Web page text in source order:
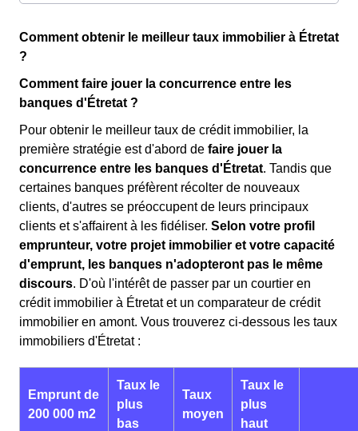
Comment obtenir le meilleur taux immobilier à Étretat
?
Comment faire jouer la concurrence entre les
banques d'Étretat ?
Pour obtenir le meilleur taux de crédit immobilier, la
première stratégie est d'abord de faire jouer la
concurrence entre les banques d'Étretat. Tandis que
certaines banques préfèrent récolter de nouveaux
clients, d'autres se préoccupent de leurs principaux
clients et s'affairent à les fidéliser. Selon votre profil
emprunteur, votre projet immobilier et votre capacité
d'emprunt, les banques n'adopteront pas le même
discours. D'où l'intérêt de passer par un courtier en
crédit immobilier à Étretat et un comparateur de crédit
immobilier en amont. Vous trouverez ci-dessous les taux
immobiliers d'Étretat :
Emprunt de
200 000 m2
Taux le
plus
bas
Taux
moyen
Taux le
plus
haut